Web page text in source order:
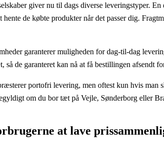
giver nu til dags diverse leveringstyper.
hente de købte produkter når det passer dig.
garanterer muligheden for dag-til-dag
så de garanteret kan nå at få bestillingen afsendt
portofri levering, men oftest kun hvis man
om du bor tæt på Vejle, Sønderborg eller
at lave